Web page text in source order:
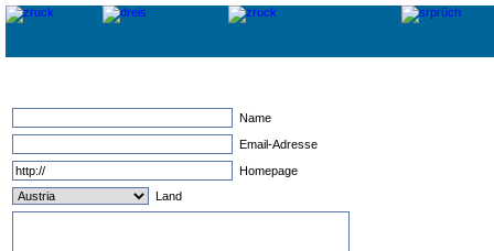
Name
Email-Adresse
Homepage
Land